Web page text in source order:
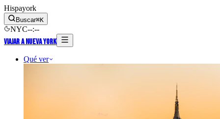
Hispayork
Buscar⌘K
NYC--:--
Viajar a Nueva York
Qué ver